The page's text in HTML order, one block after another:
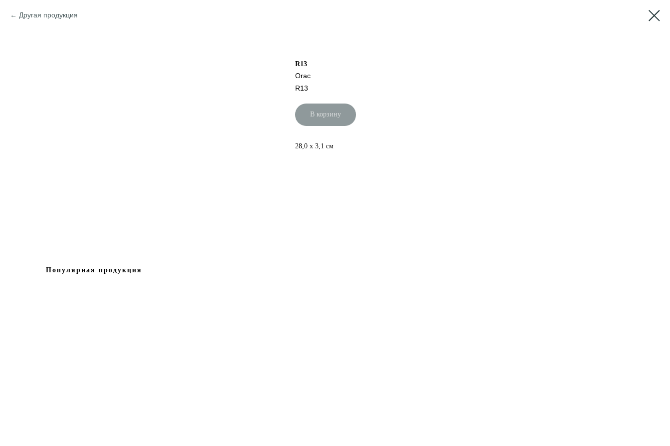
Другая продукция
R13
Orac
R13
В корзину
28,0 x 3,1 см
Популярная продукция